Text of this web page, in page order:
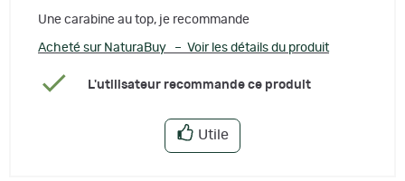
Une carabine au top, je recommande
Acheté sur NaturaBuy – Voir les détails du produit
L'utilisateur recommande ce produit
Utile